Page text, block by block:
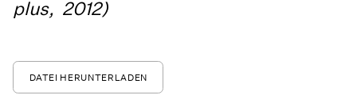
plus, 2012)
DATEI HERUNTERLADEN